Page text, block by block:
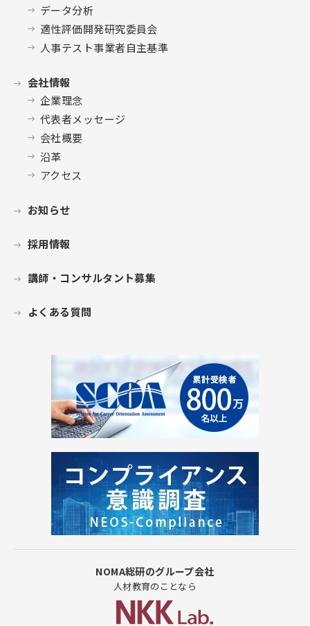
データ分析
適性評価開発研究委員会
人事テスト事業者自主基準
会社情報
企業理念
代表者メッセージ
会社概要
沿革
アクセス
お知らせ
採用情報
講師・コンサルタント募集
よくある質問
NOMA総研のグループ会社
人材教育のことなら